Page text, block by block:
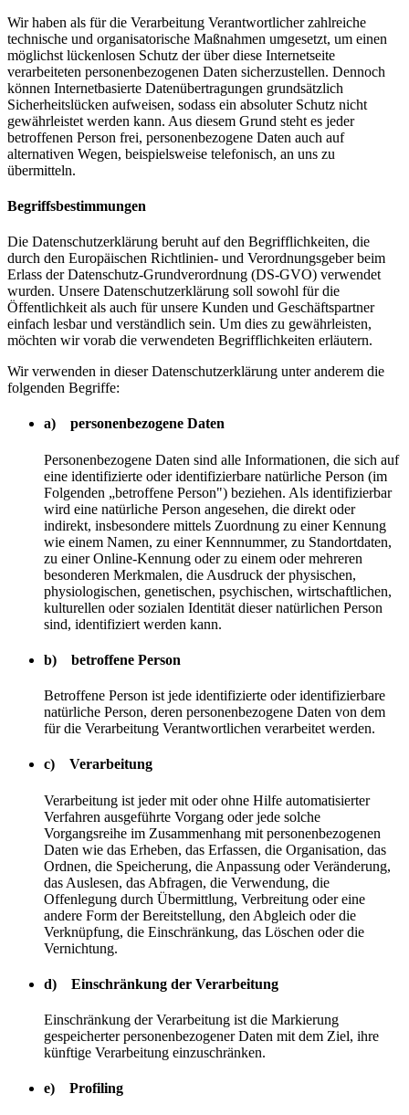
Wir haben als für die Verarbeitung Verantwortlicher zahlreiche
technische und organisatorische Maßnahmen umgesetzt, um einen
möglichst lückenlosen Schutz der über diese Internetseite
verarbeiteten personenbezogenen Daten sicherzustellen. Dennoch
können Internetbasierte Datenübertragungen grundsätzlich
Sicherheitslücken aufweisen, sodass ein absoluter Schutz nicht
gewährleistet werden kann. Aus diesem Grund steht es jeder
betroffenen Person frei, personenbezogene Daten auch auf
alternativen Wegen, beispielsweise telefonisch, an uns zu
übermitteln.
Begriffsbestimmungen
Die Datenschutzerklärung beruht auf den Begrifflichkeiten, die
durch den Europäischen Richtlinien- und Verordnungsgeber beim
Erlass der Datenschutz-Grundverordnung (DS-GVO) verwendet
wurden. Unsere Datenschutzerklärung soll sowohl für die
Öffentlichkeit als auch für unsere Kunden und Geschäftspartner
einfach lesbar und verständlich sein. Um dies zu gewährleisten,
möchten wir vorab die verwendeten Begrifflichkeiten erläutern.
Wir verwenden in dieser Datenschutzerklärung unter anderem die
folgenden Begriffe:
a) personenbezogene Daten
Personenbezogene Daten sind alle Informationen, die sich auf
eine identifizierte oder identifizierbare natürliche Person (im
Folgenden „betroffene Person") beziehen. Als identifizierbar
wird eine natürliche Person angesehen, die direkt oder
indirekt, insbesondere mittels Zuordnung zu einer Kennung
wie einem Namen, zu einer Kennnummer, zu Standortdaten,
zu einer Online-Kennung oder zu einem oder mehreren
besonderen Merkmalen, die Ausdruck der physischen,
physiologischen, genetischen, psychischen, wirtschaftlichen,
kulturellen oder sozialen Identität dieser natürlichen Person
sind, identifiziert werden kann.
b) betroffene Person
Betroffene Person ist jede identifizierte oder identifizierbare
natürliche Person, deren personenbezogene Daten von dem
für die Verarbeitung Verantwortlichen verarbeitet werden.
c) Verarbeitung
Verarbeitung ist jeder mit oder ohne Hilfe automatisierter
Verfahren ausgeführte Vorgang oder jede solche
Vorgangsreihe im Zusammenhang mit personenbezogenen
Daten wie das Erheben, das Erfassen, die Organisation, das
Ordnen, die Speicherung, die Anpassung oder Veränderung,
das Auslesen, das Abfragen, die Verwendung, die
Offenlegung durch Übermittlung, Verbreitung oder eine
andere Form der Bereitstellung, den Abgleich oder die
Verknüpfung, die Einschränkung, das Löschen oder die
Vernichtung.
d) Einschränkung der Verarbeitung
Einschränkung der Verarbeitung ist die Markierung
gespeicherter personenbezogener Daten mit dem Ziel, ihre
künftige Verarbeitung einzuschränken.
e) Profiling